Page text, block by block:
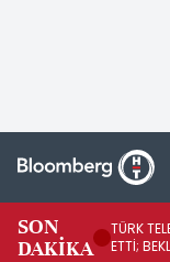
SON
DAKİKA
TÜRK
ETTİ;